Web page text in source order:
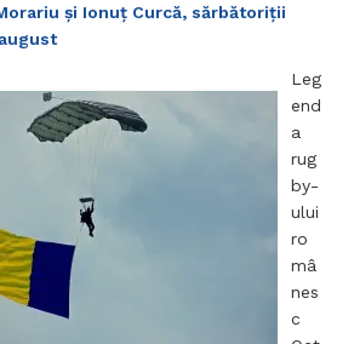
și Ionuț Curcă, sărbătoriții
Leg
end
a
rug
by-
ului
ro
mâ
nes
c